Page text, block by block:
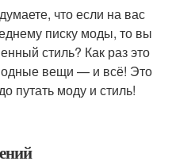
что если на вас
писку моды, то вы
стиль? Как раз это
вещи — и всё! Это
путать моду и стиль!